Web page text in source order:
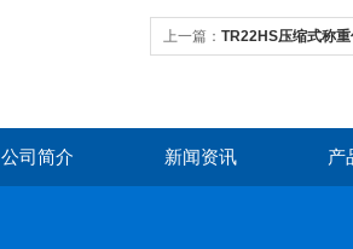
上一篇： TR22HS压缩式称
公司简介 新闻资讯 产